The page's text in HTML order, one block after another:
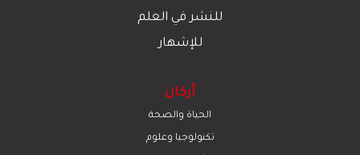
للنشر في العلم
للإشهار
أركان
الحياة والصحة
تكنولوجيا وعلوم